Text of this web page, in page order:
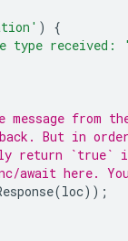
)
{
type received:
from
But in
return `true` in
await here.
(loc));